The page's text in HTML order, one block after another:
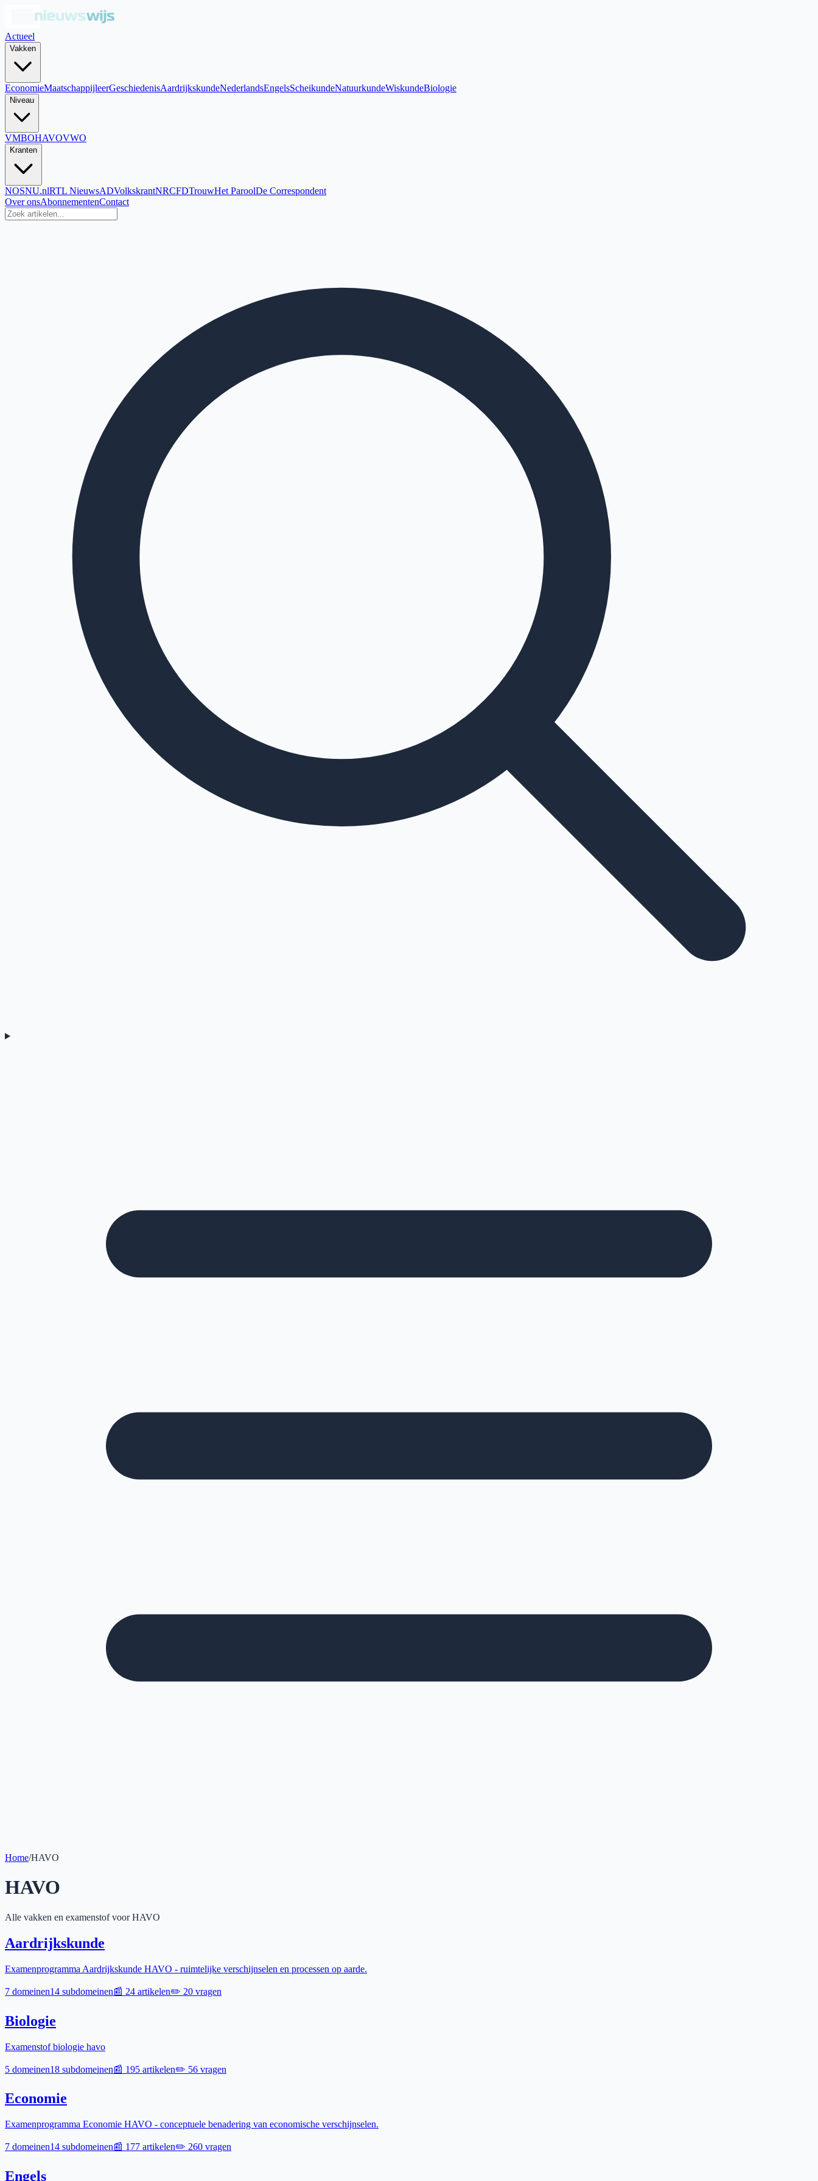
Actueel
Vakken
EconomieMaatschappijleerGeschiedenisAardrijkskundeNederlandsEngelsScheikundeNatuurkundeWiskundeBiologie
Niveau
VMBOHAVOVWO
Kranten
NOSNU.nlRTL NieuwsADVolkskrantNRCFDTrouwHet ParoolDe Correspondent
Over onsAbonnementenContact
Home/HAVO
HAVO
Alle vakken en examenstof voorHAVO
Aardrijkskunde
Examenprogramma Aardrijkskunde HAVO - ruimtelijke verschijnselen en processen op aarde.
7 domeinen14 subdomeinen📰 24 artikelen✏️ 20 vragen
Biologie
Examenstof biologie havo
5 domeinen18 subdomeinen📰 195 artikelen✏️ 56 vragen
Economie
Examenprogramma Economie HAVO - conceptuele benadering van economische verschijnselen.
7 domeinen14 subdomeinen📰 177 artikelen✏️ 260 vragen
Engels